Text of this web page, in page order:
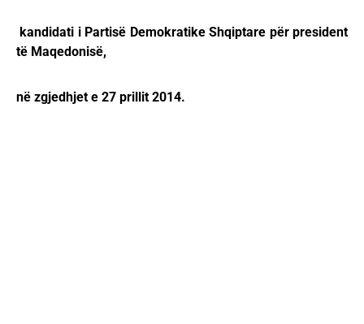
kandidati i Partisë Demokratike Shqiptare për president
të Maqedonisë,
në zgjedhjet e 27 prillit 2014.